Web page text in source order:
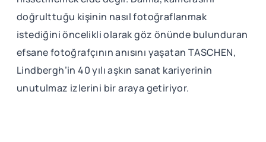
doğrulttuğu kişinin nasıl fotoğraflanmak
istediğini öncelikli olarak göz önünde bulunduran
efsane fotoğrafçının anısını yaşatan TASCHEN,
Lindbergh’in 40 yılı aşkın sanat kariyerinin
unutulmaz izlerini bir araya getiriyor.